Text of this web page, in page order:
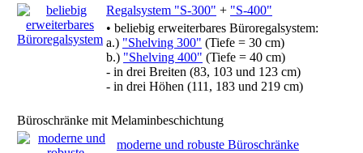
Regalsystem "S-300" + "S-400"
• beliebig erweiterbares Büroregalsystem:
a.) "Shelving 300" (Tiefe = 30 cm)
b.) "Shelving 400" (Tiefe = 40 cm)
- in drei Breiten (83, 103 und 123 cm)
- in drei Höhen (111, 183 und 219 cm)
Büroschränke mit Melaminbeschichtung
moderne und robuste Büroschränke